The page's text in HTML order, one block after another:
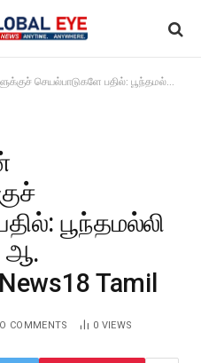
பூந்தமல்லி திமுக வேட்பாளர் ஆ. கிருஷ்ணசாமி – News18 Tamil
பூந்தமல்லி
ஆ.
Tamil
COMMENTS 0 VIEWS